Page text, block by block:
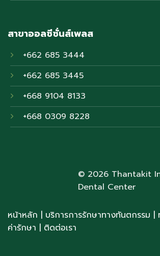
สาขาออลซีซั่นส์เพลส
+662 685 3444
+662 685 3445
+668 9104 8133
+668 0309 8228
© 2026 Thantakit
Dental Center
หน้าหลัก | บริการการรักษาทางทันตกรรม |
ค่ารักษา | ติดต่อเรา